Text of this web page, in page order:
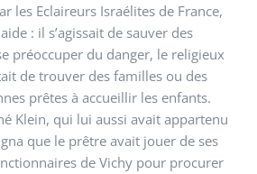
les Eclaireurs Israélites de France,
: il s’agissait de sauver des
préoccuper du danger, le religieux
de trouver des familles ou des
prêtes à accueillir les enfants.
Klein, qui lui aussi avait appartenu
que le prêtre avait jouer de ses
de Vichy pour procurer